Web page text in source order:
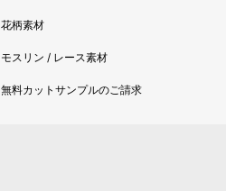
花柄素材
モスリン / レース素材
無料カットサンプルのご請求